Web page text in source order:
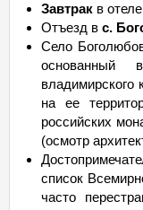
Завтрак в
Отъезд в с.
Cело
основанный
владимирского
на ее
российских
(осмотр
список
часто